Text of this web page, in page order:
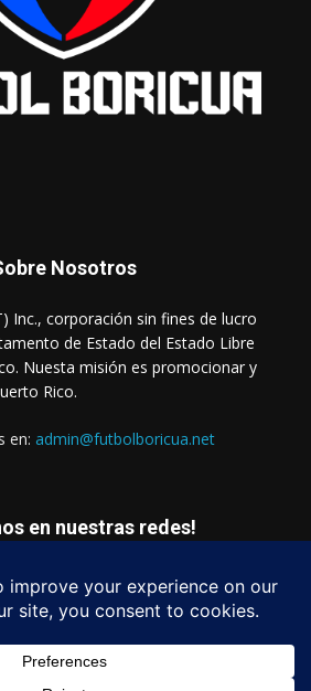
Nosotros
Inc., corporación sin fines de lucro
de Estado del Estado Libre
Nuesta misión es promocionar y
Rico.
en: admin@futbolboricua.net
en nuestras redes!